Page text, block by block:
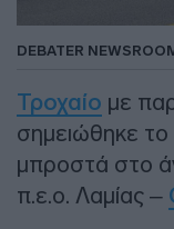
DEBATER
Τροχαίο με
σημειώθηκε το
μπροστά στο
π.ε.ο. Λαμίας –